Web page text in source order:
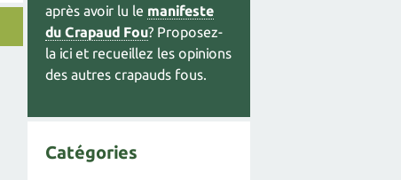
après avoir lu le manifeste
du Crapaud Fou? Proposez-
la ici et recueillez les opinions
des autres crapauds fous.
Catégories